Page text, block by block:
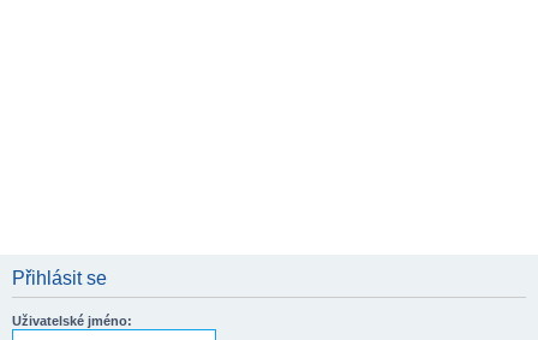
Přihlásit se
Uživatelské jméno: